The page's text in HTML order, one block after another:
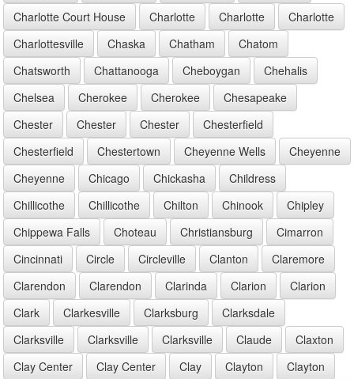
Charlotte Court House
Charlotte Charlotte
Charlotte
Charlottesville
Chaska Chatham
Chatom
Chatsworth
Chattanooga Cheboygan
Chehalis
Chelsea
Cherokee Cherokee
Chesapeake
Chester
Chester Chester
Chesterfield
Chesterfield
Chestertown Cheyenne Wells
Cheyenne
Cheyenne
Chicago Chickasha
Childress
Chillicothe
Chillicothe Chilton Chinook
Chipley
Chippewa Falls
Choteau Christiansburg
Cimarron
Cincinnati
Circle Circleville Clanton
Claremore
Clarendon
Clarendon Clarinda Clarion
Clarion
Clark
Clarkesville Clarksburg
Clarksdale
Clarksville
Clarksville Clarksville Claude
Claxton
Clay Center
Clay Center Clay Clayton
Clayton